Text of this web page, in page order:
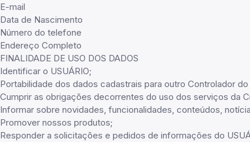
E-mail
Data de Nascimento
Número do telefone
Endereço Completo
FINALIDADE DE USO DOS DADOS
Identificar o USUÁRIO;
Portabilidade dos dados cadastrais para outro Controlador
Cumprir as obrigações decorrentes do uso dos serviços da
Informar sobre novidades, funcionalidades, conteúdos,
Promover nossos produtos;
Responder a solicitações e pedidos de informações do